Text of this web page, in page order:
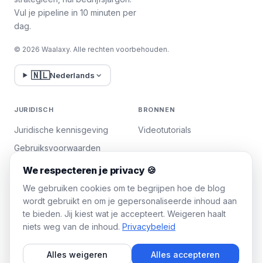
Vul je pipeline in 10 minuten per
dag.
© 2026 Waalaxy. Alle rechten voorbehouden.
🇳🇱Nederlands
JURIDISCH
Juridische kennisgeving
Gebruiksvoorwaarden
Privacybeleid
Cookies beheren
BRONNEN
Videotutorials
WAALAXY
Team Plan
We respecteren je privacy 🍪
We gebruiken cookies om te begrijpen hoe de blog
wordt gebruikt en om je gepersonaliseerde inhoud aan
te bieden. Jij kiest wat je accepteert. Weigeren haalt
niets weg van de inhoud. Privacybeleid
Alles weigeren Alles accepteren